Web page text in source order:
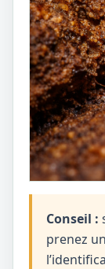
Conseil :
prenez